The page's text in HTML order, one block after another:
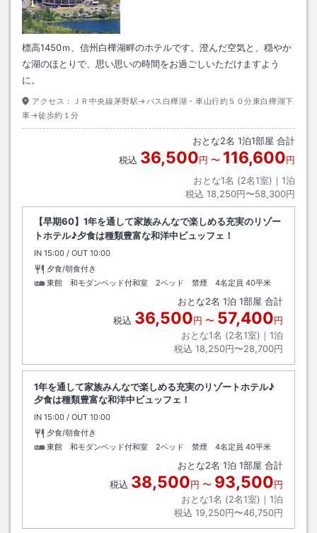
標高1450ｍ、信州白樺湖畔のホテルです。澄んだ空気と、穏やか
な湖のほとりで、思い思いの時間をお過ごしいただけますよう
に。
アクセス：
ＪＲ中央線茅野駅→バス白樺湖・車山行約５０分東白樺湖下
車→徒歩約１分
おとな2名 1泊1部屋 合計
税込 36,500円 〜 116,600円
おとな1名 (2名1室)｜ 1泊
税込 18,250円〜58,300円
【早期60】1年を通して家族みんなで楽しめる充実のリゾー
トホテル♪夕食は種類豊富な和洋中ビュッフェ！
IN チェックイン
15:00 / OUT チェックアウト
10:00
夕食/朝食付き
東館 和モダンベッド付和室 2ベッド 禁煙 4名定員 40平米
おとな2名 1泊 1部屋 合計
税込 36,500円 〜 57,400円
おとな1名 (2名1室)｜ 1泊
税込 18,250円〜28,700円
1年を通して家族みんなで楽しめる充実のリゾートホテル♪
夕食は種類豊富な和洋中ビュッフェ！
IN チェックイン
15:00 / OUT チェックアウト
10:00
夕食/朝食付き
東館 和モダンベッド付和室 2ベッド 禁煙 4名定員 40平米
おとな2名 1泊 1部屋 合計
税込 38,500円 〜 93,500円
おとな1名 (2名1室)｜ 1泊
税込 19,250円〜46,750円